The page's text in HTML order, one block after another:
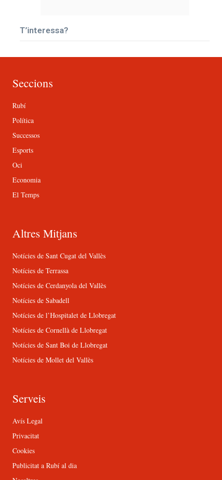
T’interessa?
Seccions
Rubí
Política
Successos
Esports
Oci
Economia
El Temps
Altres Mitjans
Notícies de Sant Cugat del Vallès
Notícies de Terrassa
Notícies de Cerdanyola del Vallès
Notícies de Sabadell
Notícies de l’Hospitalet de Llobregat
Notícies de Cornellà de Llobregat
Notícies de Sant Boi de Llobregat
Notícies de Mollet del Vallès
Serveis
Avís Legal
Privacitat
Cookies
Publicitat a Rubí al dia